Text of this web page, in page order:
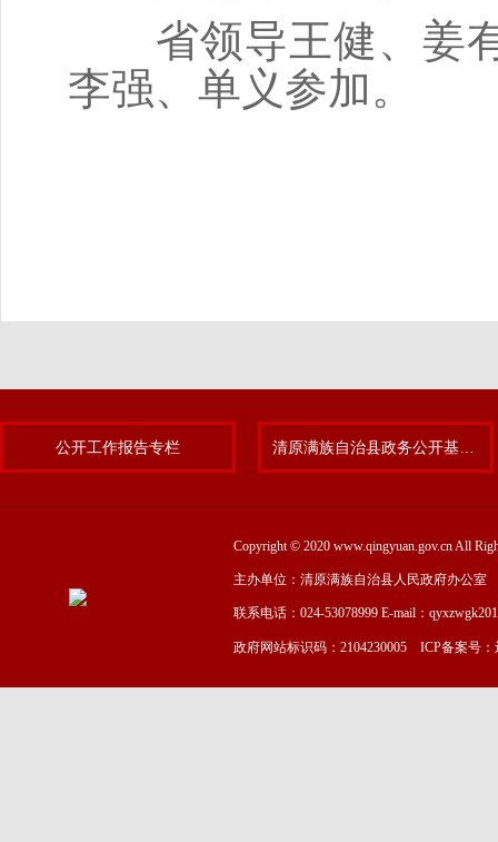
省领导王健、姜有
李强、单义参加。
公开工作报告专栏
Copyright © 2020 www.qingyuan.gov.cn All
主办单位：清原满族自治县人民政府办公室
联系电话：024-53078999 E-mail：
政府网站标识码：2104230005 ICP备案号：